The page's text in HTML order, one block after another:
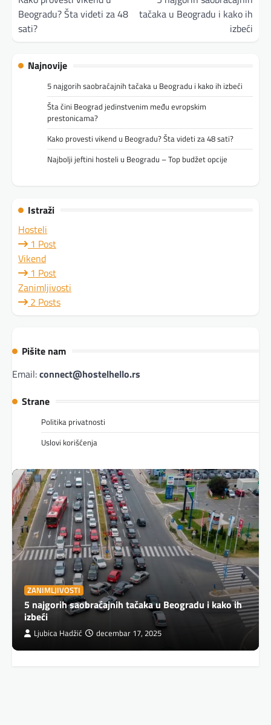
Beogradu? Šta videti za 48
sati?
tačaka u Beogradu i kako ih
izbeći
Najnovije
5 najgorih saobraćajnih tačaka u Beogradu i kako ih izbeći
Šta čini Beograd jedinstvenim među evropskim
prestonicama?
Kako provesti vikend u Beogradu? Šta videti za 48 sati?
Najbolji jeftini hosteli u Beogradu – Top budžet opcije
Istraži
Hosteli
1 Post
Vikend
1 Post
Zanimljivosti
2 Posts
Pišite nam
Email:connect@hostelhello.rs
Strane
Politika privatnosti
Uslovi korišćenja
ZANIMLJIVOSTI
5 najgorih saobraćajnih tačaka u Beogradu i kako ih
izbeći
Ljubica Hadžić decembar 17, 2025